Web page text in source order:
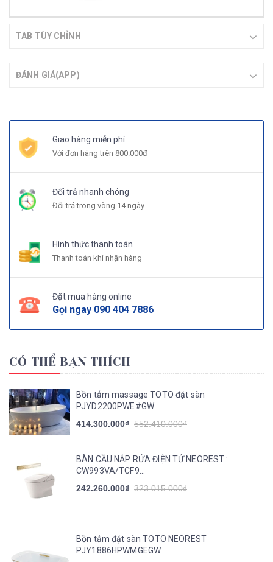
TAB TÙY CHỈNH
ĐÁNH GIÁ(APP)
Giao hàng miễn phí
Với đơn hàng trên 800.000đ
Đổi trả nhanh chóng
Đổi trả trong vòng 14 ngày
Hình thức thanh toán
Thanh toán khi nhận hàng
Đặt mua hàng online
Gọi ngay 090 404 7886
CÓ THỂ BẠN THÍCH
Bồn tắm massage TOTO đặt sàn
PJYD2200PWE#GW
414.300.000₫ 552.410.000₫
BÀN CẦU NẮP RỬA ĐIỆN TỬ NEOREST :
CW993VA/TCF9...
242.260.000₫ 323.015.000₫
Bồn tắm đặt sàn TOTO NEOREST
PJY1886HPWMGEGW